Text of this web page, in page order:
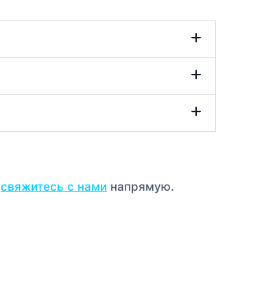
свяжитесь с нами напрямую.